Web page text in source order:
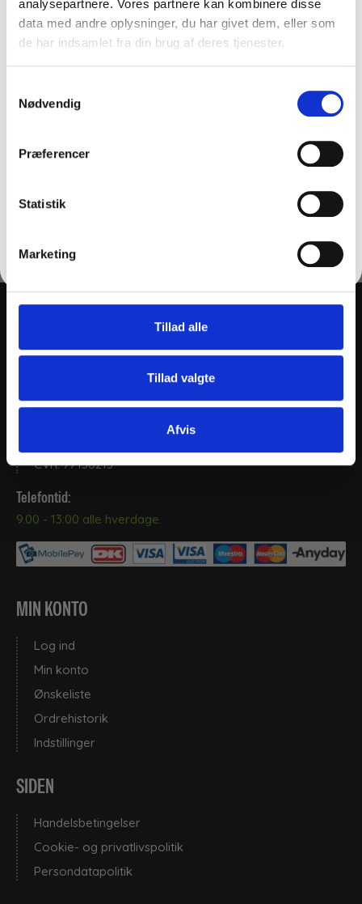
analysepartnere. Vores partnere kan kombinere disse
data med andre oplysninger, du har givet dem, eller som
de har indsamlet fra din brug af deres tjenester.
Nødvendig
Præferencer
Statistik
Marketing
Tillad alle
Tillad valgte
Afvis
mikrofiber – Vermop
137,50
110,00kr. ekskl. moms
Læg i kurv
THY CLEAN APS
Gartnerivej 26, 7500, Holstebro
CVR: 77136215
Telefontid:
9.00 - 13:00 alle hverdage.
MIN KONTO
Log ind
Min konto
Ønskeliste
Ordrehistorik
Indstillinger
SIDEN
Handelsbetingelser
Cookie- og privatlivspolitik
Persondatapolitik
FÅ 10% PÅ DIN FØRSTE ORDRE